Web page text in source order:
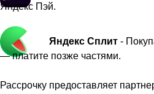
Яндекс Пэй.
Яндекс Сплит -
— платите позже частями.
Рассрочку предоставляет